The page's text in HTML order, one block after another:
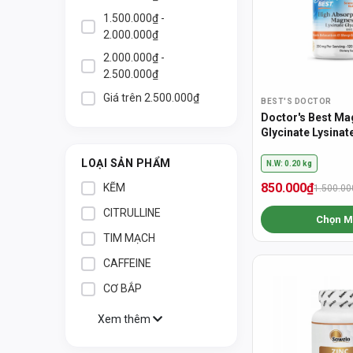
1.500.000₫ -
2.000.000₫
2.000.000₫ -
2.500.000₫
Giá trên 2.500.000₫
LOẠI SẢN PHẨM
KẼM
CITRULLINE
TIM MẠCH
CAFFEINE
CƠ BẮP
Xem thêm
BEST'S DOCTOR
Doctor's Best
Glycinate
Kinh, Ngủ Ngon &
Rút
N.W: 0.20 kg
850.000₫
Chọn